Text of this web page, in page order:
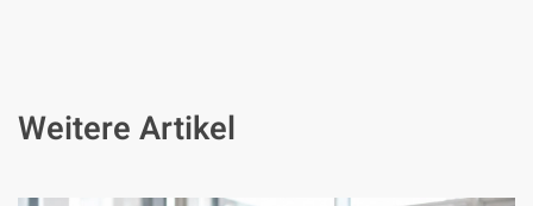
Weitere Artikel